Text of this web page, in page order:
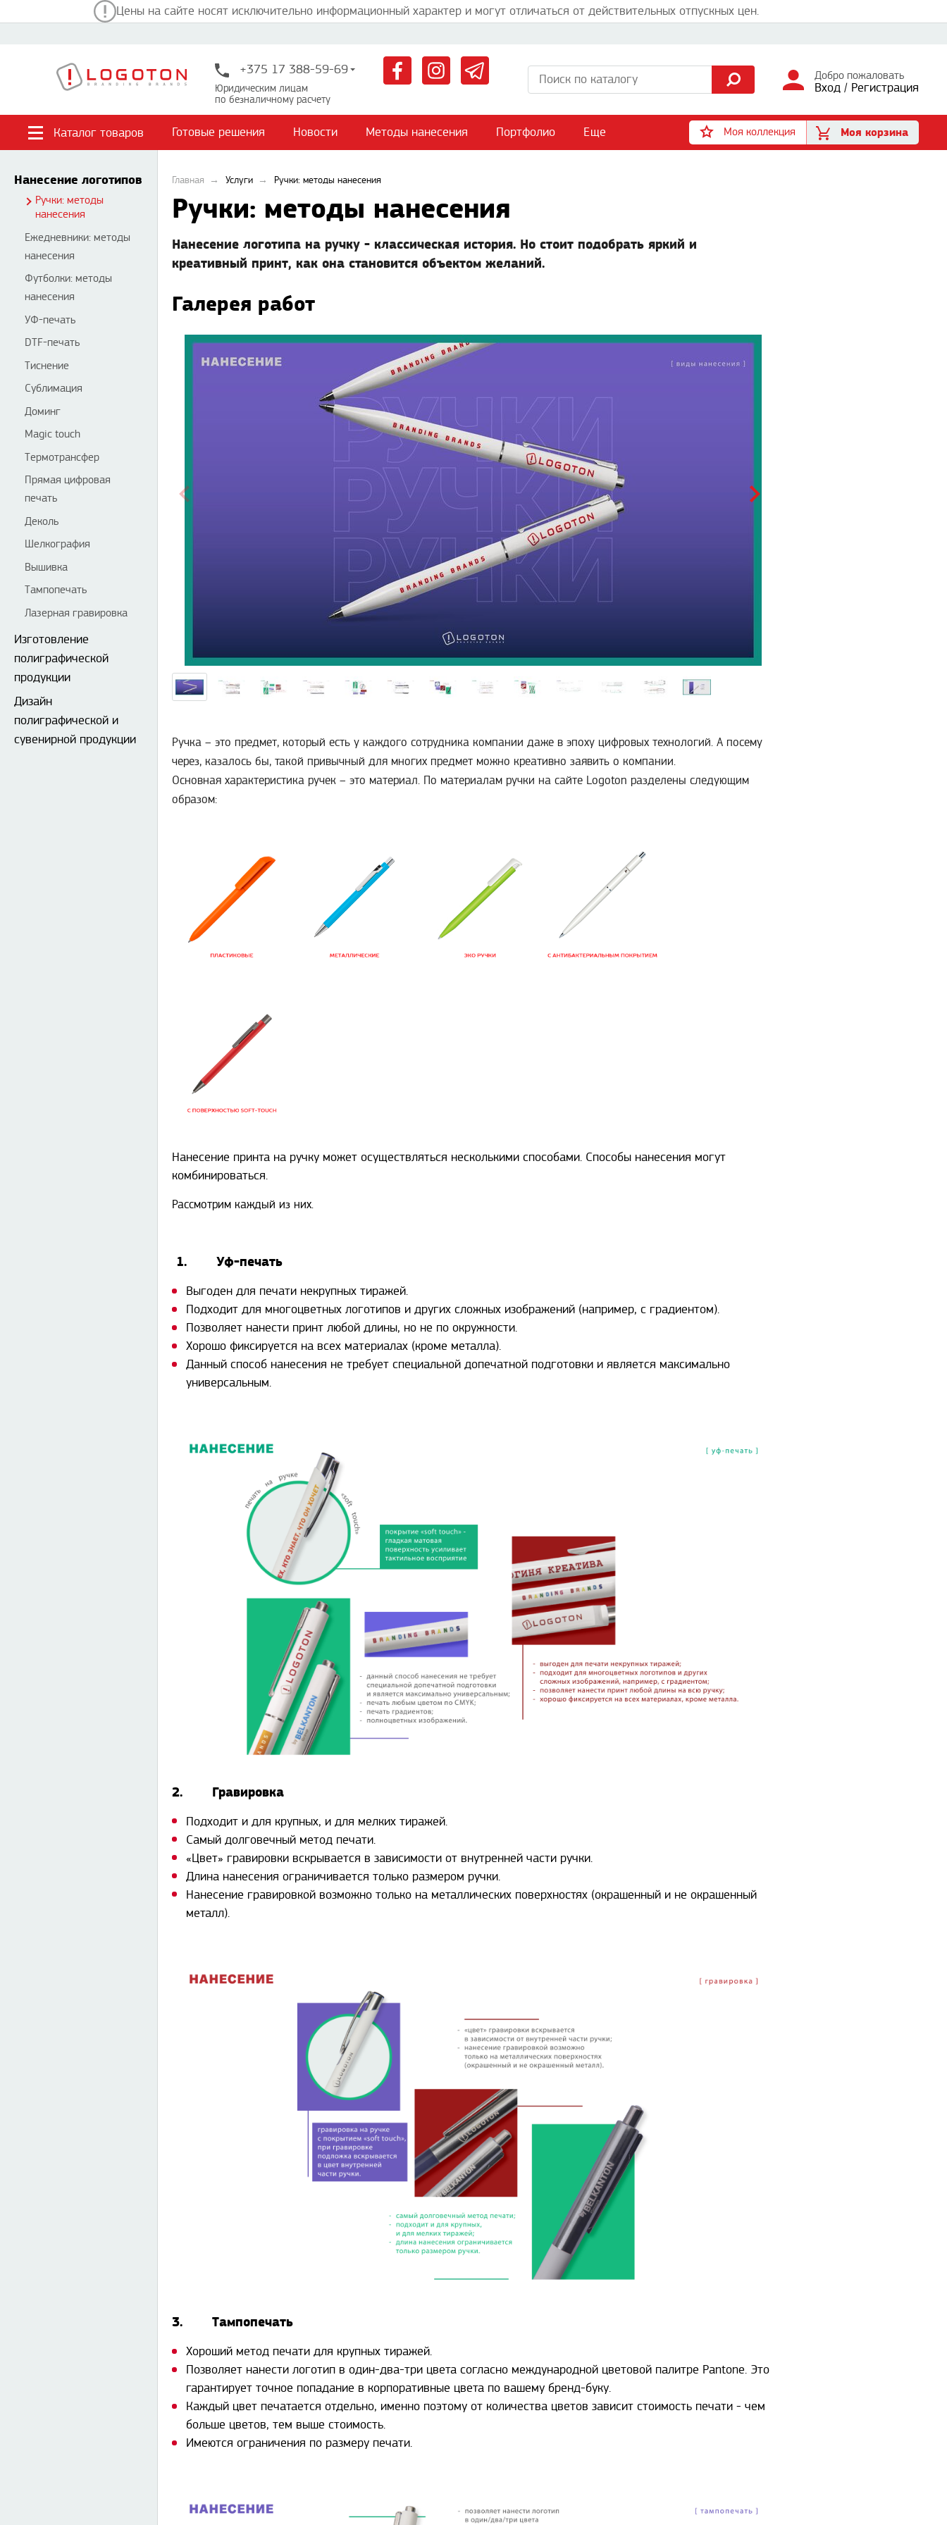
Цены на сайте носят исключительно информационный характер и могут отличаться от действительных отпускных цен.
+375 17 388-59-69
Юридическим лицам
по безналичному расчету
Добро пожаловать
Вход / Регистрация
Каталог товаров Готовые решения Новости Методы нанесения Портфолио Еще Моя коллекция Моя корзина
Нанесение логотипов
Ручки: методы
нанесения
Ежедневники: методы
нанесения
Футболки: методы
нанесения
УФ-печать
DTF-печать
Тиснение
Сублимация
Доминг
Magic touch
Термотрансфер
Прямая цифровая
печать
Деколь
Шелкография
Вышивка
Тампопечать
Лазерная гравировка
Изготовление
полиграфической
продукции
Дизайн
полиграфической и
сувенирной продукции
Главная Услуги Ручки: методы нанесения
Ручки: методы нанесения
Нанесение логотипа на ручку - классическая история. Но стоит подобрать яркий и
креативный принт, как она становится объектом желаний.
Галерея работ
Ручка – это предмет, который есть у каждого сотрудника компании даже в эпоху цифровых технологий. А посему
через, казалось бы, такой привычный для многих предмет можно креативно заявить о компании.
Основная характеристика ручек – это материал. По материалам ручки на сайте Logoton разделены следующим
образом:
Нанесение принта на ручку может осуществляться несколькими способами. Способы нанесения могут
комбинироваться.
Рассмотрим каждый из них.
1. Уф-печать
Выгоден для печати некрупных тиражей.
Подходит для многоцветных логотипов и других сложных изображений (например, с градиентом).
Позволяет нанести принт любой длины, но не по окружности.
Хорошо фиксируется на всех материалах (кроме металла).
Данный способ нанесения не требует специальной допечатной подготовки и является максимально
универсальным.
2. Гравировка
Подходит и для крупных, и для мелких тиражей.
Самый долговечный метод печати.
«Цвет» гравировки вскрывается в зависимости от внутренней части ручки.
Длина нанесения ограничивается только размером ручки.
Нанесение гравировкой возможно только на металлических поверхностях (окрашенный и не окрашенный
металл).
3. Тампопечать
Хороший метод печати для крупных тиражей.
Позволяет нанести логотип в один-два-три цвета согласно международной цветовой палитре Pantone. Это
гарантирует точное попадание в корпоративные цвета по вашему бренд-буку.
Каждый цвет печатается отдельно, именно поэтому от количества цветов зависит стоимость печати - чем
больше цветов, тем выше стоимость.
Имеются ограничения по размеру печати.